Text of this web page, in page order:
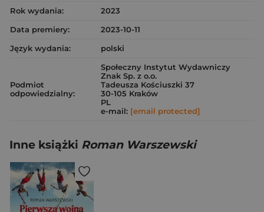
Rok wydania:
2023
Data premiery:
2023-10-11
Język wydania:
polski
Podmiot
odpowiedzialny:
Społeczny Instytut Wydawniczy
Znak Sp. z o.o.
Tadeusza Kościuszki 37
30-105 Kraków
PL
e-mail: [email protected]
Inne książki Roman Warszewski